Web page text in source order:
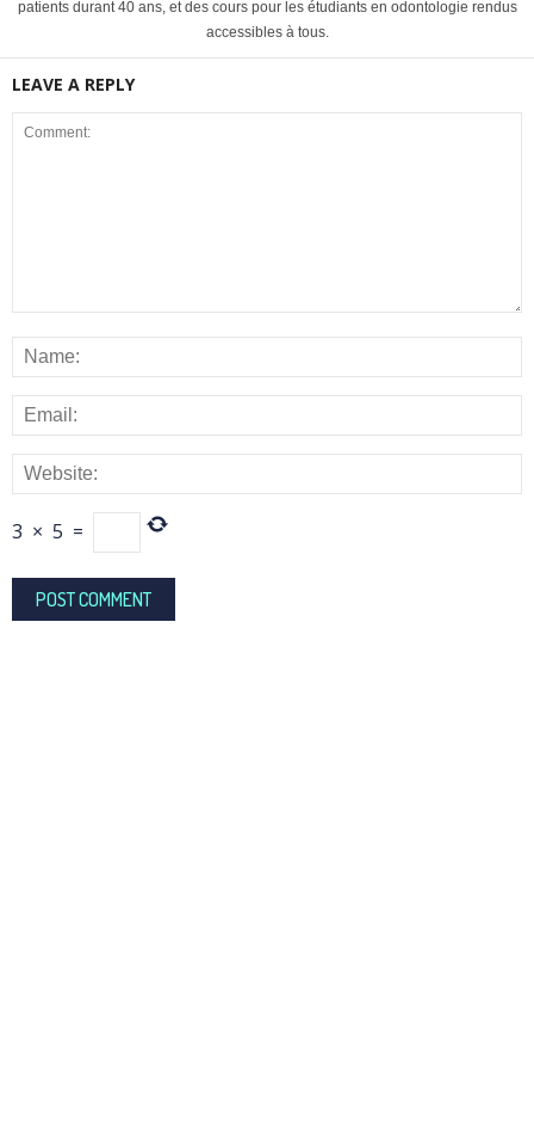
patients durant 40 ans, et des cours pour les étudiants en odontologie rendus
accessibles à tous.
LEAVE A REPLY
3 × 5 =